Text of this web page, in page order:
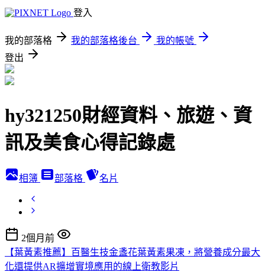
登入
我的部落格 我的部落格後台
我的帳號
登出
hy321250財經資料、旅遊、資
訊及美食心得記錄處
相簿 部落格 名片
2個月前
【葉黃素推薦】百醫生技金盞花葉黃素果凍，將營養成分最大
化還提供AR擴增實境應用的線上衛教影片